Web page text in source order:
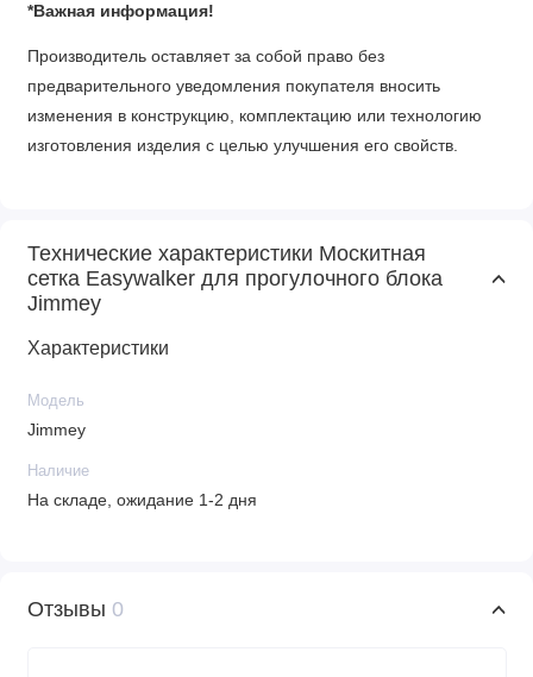
*Важная информация!
Производитель оставляет за собой право без
предварительного уведомления покупателя вносить
изменения в конструкцию, комплектацию или технологию
изготовления изделия с целью улучшения его свойств.
Технические характеристики Москитная
сетка Easywalker для прогулочного блока
Jimmey
Характеристики
Модель
Jimmey
Наличие
На складе, ожидание 1-2 дня
Отзывы 0